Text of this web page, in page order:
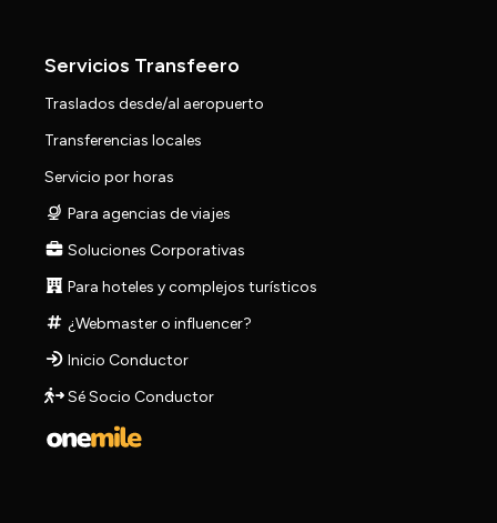
Servicios Transfeero
Traslados desde/al aeropuerto
Transferencias locales
Servicio por horas
Para agencias de viajes
Soluciones Corporativas
Para hoteles y complejos turísticos
¿Webmaster o influencer?
Inicio Conductor
Sé Socio Conductor